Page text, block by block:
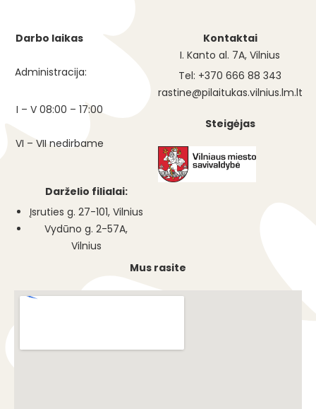
Darbo laikas
Administracija:
I – V 08:00 – 17:00
VI – VII nedirbame
Darželio filialai:
Įsruties g. 27-101, Vilnius
Vydūno g. 2-57A,
Vilnius
Kontaktai
I. Kanto al. 7A, Vilnius
Tel: +370 666 88 343
rastine@pilaitukas.vilnius.lm.lt
Steigėjas
Mus rasite